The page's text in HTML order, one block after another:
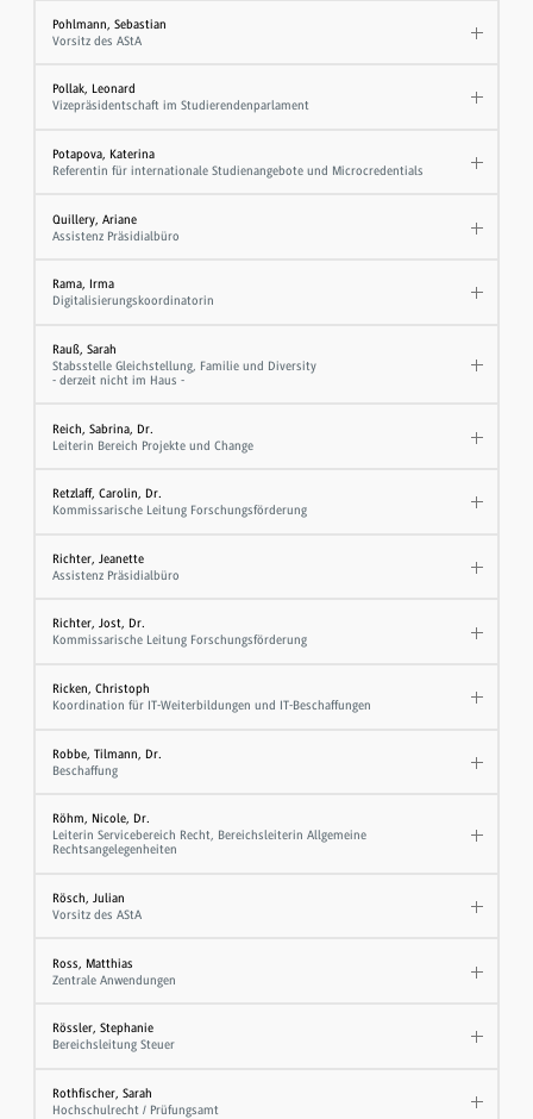
Pohlmann, Sebastian
Vorsitz des AStA
Pollak, Leonard
Vizepräsidentschaft im Studierendenparlament
Potapova, Katerina
Referentin für internationale Studienangebote und Microcredentials
Quillery, Ariane
Assistenz Präsidialbüro
Rama, Irma
Digitalisierungskoordinatorin
Rauß, Sarah
Stabsstelle Gleichstellung, Familie und Diversity
- derzeit nicht im Haus -
Reich, Sabrina, Dr.
Leiterin Bereich Projekte und Change
Retzlaff, Carolin, Dr.
Kommissarische Leitung Forschungsförderung
Richter, Jeanette
Assistenz Präsidialbüro
Richter, Jost, Dr.
Kommissarische Leitung Forschungsförderung
Ricken, Christoph
Koordination für IT-Weiterbildungen und IT-Beschaffungen
Robbe, Tilmann, Dr.
Beschaffung
Röhm, Nicole, Dr.
Leiterin Servicebereich Recht, Bereichsleiterin Allgemeine
Rechtsangelegenheiten
Rösch, Julian
Vorsitz des AStA
Ross, Matthias
Zentrale Anwendungen
Rössler, Stephanie
Bereichsleitung Steuer
Rothfischer, Sarah
Hochschulrecht / Prüfungsamt